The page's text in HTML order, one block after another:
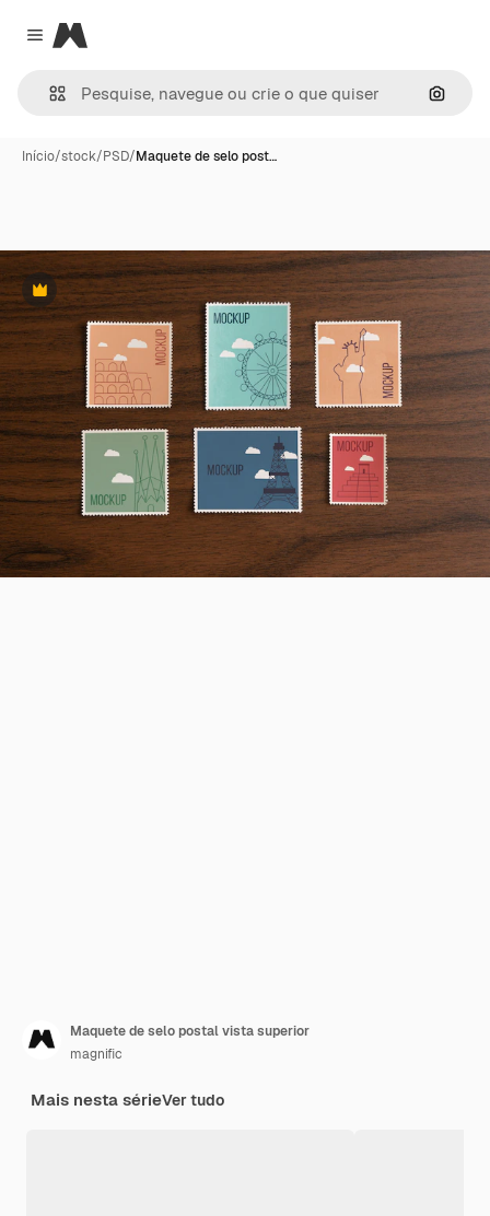
Close menu
Magnific
Início/stock/PSD/Maquete de selo post…
Premium
Maquete de selo postal vista superior
magnific
Mais nesta sérieVer tudo